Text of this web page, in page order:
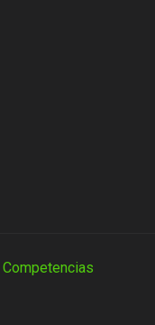
Competencias